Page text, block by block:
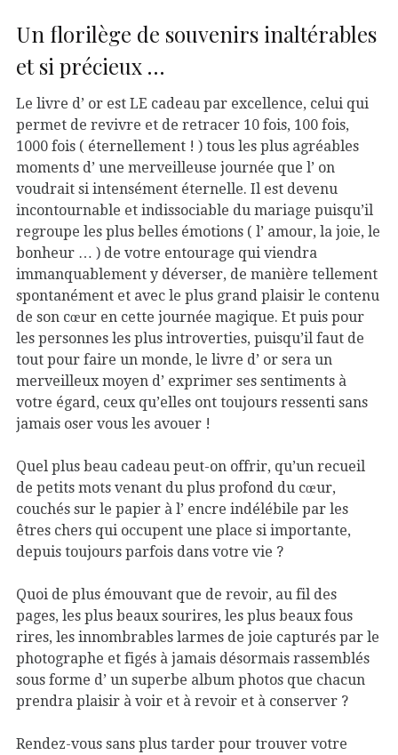
Un florilège de souvenirs inaltérables
et si précieux …
Le livre d’ or est LE cadeau par excellence, celui qui
permet de revivre et de retracer 10 fois, 100 fois,
1000 fois ( éternellement ! ) tous les plus agréables
moments d’ une merveilleuse journée que l’ on
voudrait si intensément éternelle. Il est devenu
incontournable et indissociable du mariage puisqu’il
regroupe les plus belles émotions ( l’ amour, la joie, le
bonheur … ) de votre entourage qui viendra
immanquablement y déverser, de manière tellement
spontanément et avec le plus grand plaisir le contenu
de son cœur en cette journée magique. Et puis pour
les personnes les plus introverties, puisqu’il faut de
tout pour faire un monde, le livre d’ or sera un
merveilleux moyen d’ exprimer ses sentiments à
votre égard, ceux qu’elles ont toujours ressenti sans
jamais oser vous les avouer !
Quel plus beau cadeau peut-on offrir, qu’un recueil
de petits mots venant du plus profond du cœur,
couchés sur le papier à l’ encre indélébile par les
êtres chers qui occupent une place si importante,
depuis toujours parfois dans votre vie ?
Quoi de plus émouvant que de revoir, au fil des
pages, les plus beaux sourires, les plus beaux fous
rires, les innombrables larmes de joie capturés par le
photographe et figés à jamais désormais rassemblés
sous forme d’ un superbe album photos que chacun
prendra plaisir à voir et à revoir et à conserver ?
Rendez-vous sans plus tarder pour trouver votre